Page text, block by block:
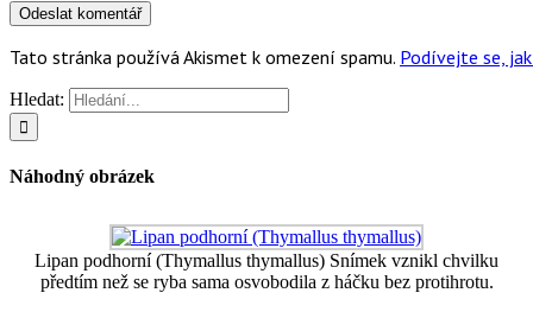
Tato stránka používá Akismet k omezení spamu. Podívejte se,
Hledat:
Náhodný obrázek
Lipan podhorní (Thymallus thymallus) Snímek vznikl chvilku
předtím než se ryba sama osvobodila z háčku bez protihrotu.